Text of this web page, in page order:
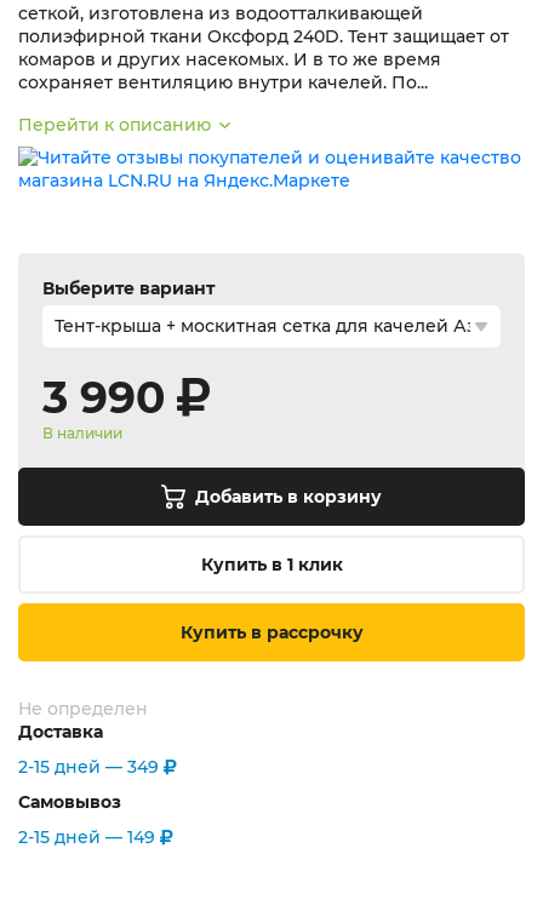
сеткой, изготовлена из водоотталкивающей
полиэфирной ткани Оксфорд 240D. Тент защищает от
комаров и других насекомых. И в то же время
сохраняет вентиляцию внутри качелей. По...
Перейти к описанию
Выберите вариант
3 990
В наличии
Добавить в корзину
Купить в 1 клик
Купить в рассрочку
Не определен
Доставка
2-15 дней — 349
Самовывоз
2-15 дней — 149